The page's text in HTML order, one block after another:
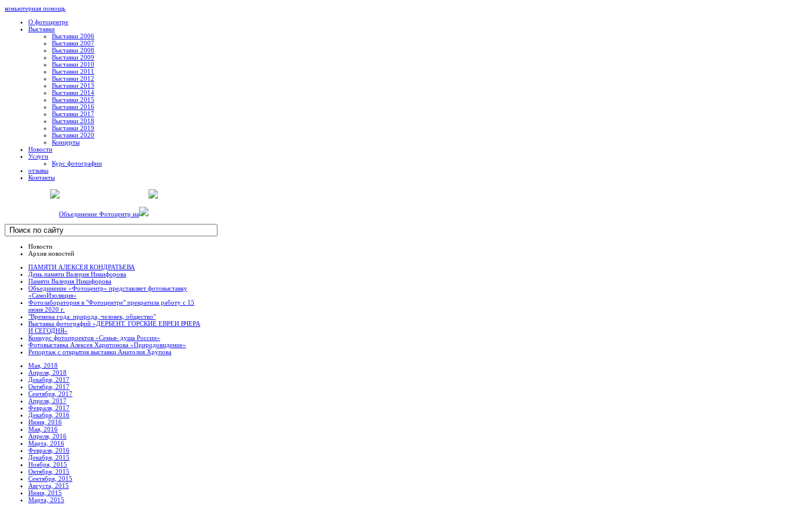
комьютерная помощь
О фотоцентре
Выставки
Выставки 2006
Выставки 2007
Выставки 2008
Выставки 2009
Выставки 2010
Выставки 2011
Выставки 2012
Выставки 2013
Выставки 2014
Выставки 2015
Выставки 2016
Выставки 2017
Выставки 2018
Выставки 2019
Выставки 2020
Концерты
Новости
Услуги
Курс фотографии
отзывы
Контакты
Объединение Фотоцентр на
Новости
Архив новостей
ПАМЯТИ АЛЕКСЕЯ КОНДРАТЬЕВА
День памяти Валерия Никифорова
Памяти Валерия Никифорова
Объединение «Фотоцентр» представляет фотовыставку
«СамоИзоляция»
Фотолаборатория в "Фотоцентре" прекратила работу с 15
июня 2020 г.
"Времена года: природа, человек, общество"
Выставка фотографий «ДЕРБЕНТ. ГОРСКИЕ ЕВРЕИ ВЧЕРА
И СЕГОДНЯ»
Конкурс фотопроектов «Семья- душа России»
Фотовыставка Алексея Харитонова «Природовидение»
Репортаж с открытия выставки Анатолия Хрупова
Мая, 2018
Апреля, 2018
Декабря, 2017
Октября, 2017
Сентября, 2017
Апреля, 2017
Февраля, 2017
Декабря, 2016
Июня, 2016
Мая, 2016
Апреля, 2016
Марта, 2016
Февраля, 2016
Декабря, 2015
Ноября, 2015
Октября, 2015
Сентября, 2015
Августа, 2015
Июня, 2015
Марта, 2015